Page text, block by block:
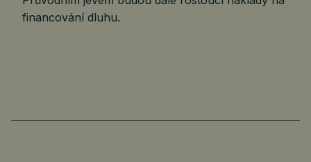
financování dluhu.